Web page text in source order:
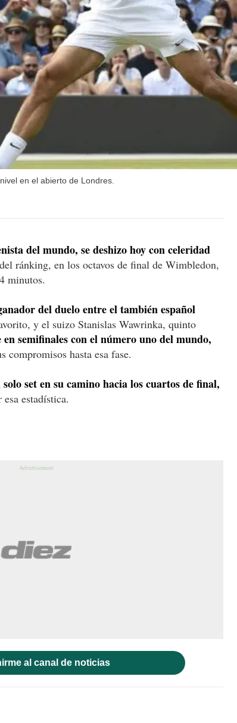
en el abierto de Londres.
del mundo, se deshizo hoy con celeridad
ránking, en los octavos de final de Wimbledon,
minutos.
del duelo entre el también español
y el suizo Stanislas Wawrinka, quinto
semifinales con el número uno del mundo,
compromisos hasta esa fase.
set en su camino hacia los cuartos de final,
estadística.
al canal de noticias